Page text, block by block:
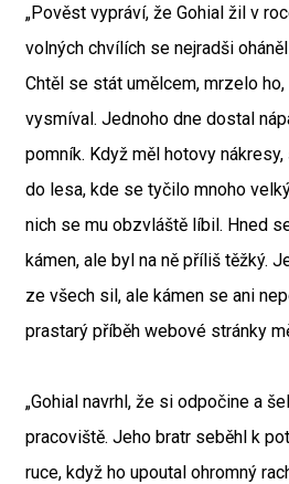
„Pověst vypráví, že Gohial žil v
volných chvílích se nejradši
Chtěl se stát umělcem, mrzelo
vysmíval. Jednoho dne dostal
pomník. Když měl hotovy
do lesa, kde se tyčilo mnoho
nich se mu obzvláště líbil. Hned
kámen, ale byl na ně příliš těžký.
ze všech sil, ale kámen se ani
prastarý příběh webové stránky
„Gohial navrhl, že si odpočine a
pracoviště. Jeho bratr seběhl k
ruce, když ho upoutal ohromný